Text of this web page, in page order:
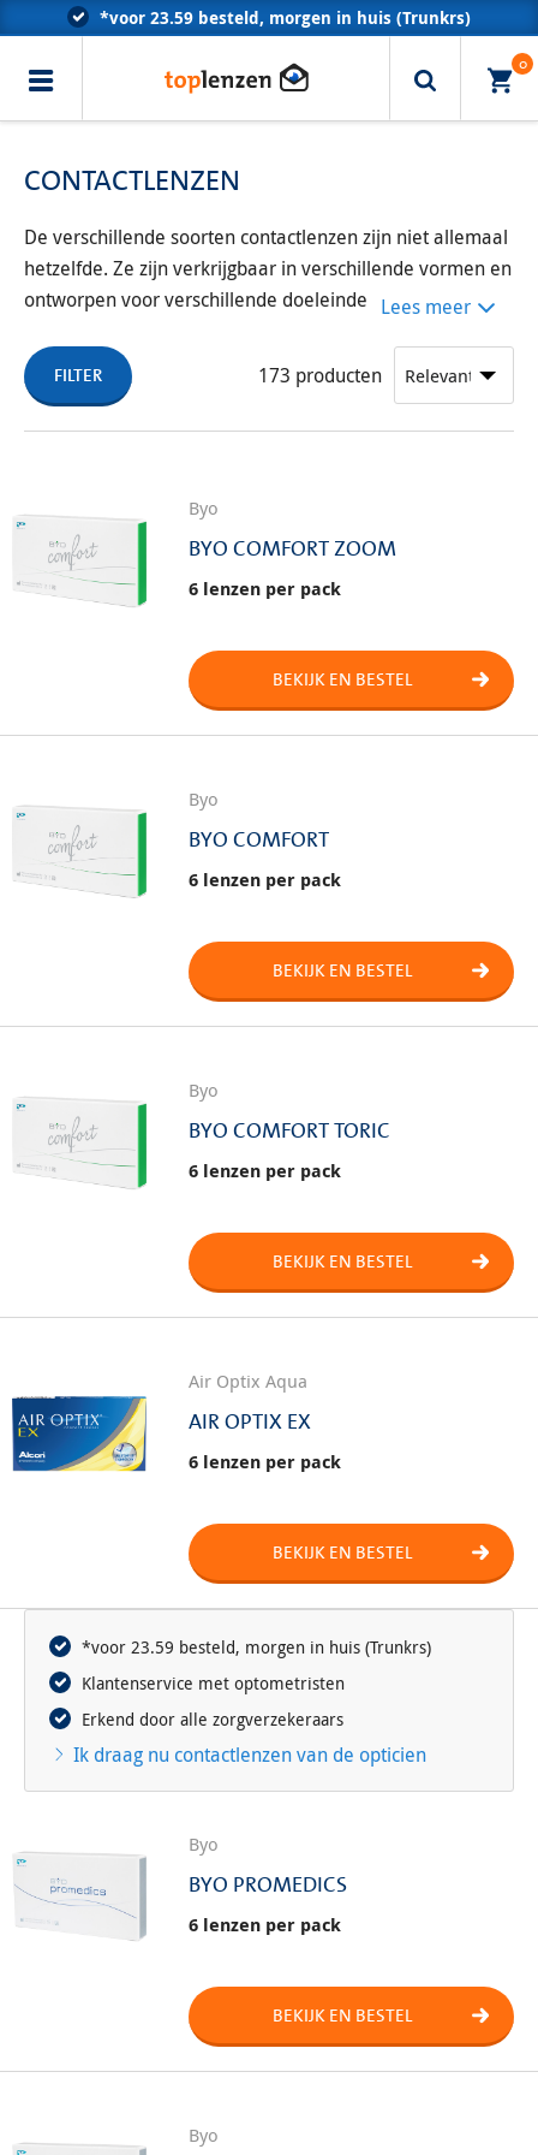
*voor 23.59 besteld, morgen in huis (Trunkrs)
Erkend door alle zorgverzekeraars
0
CONTACTLENZEN
De verschillende soorten contactlenzen zijn niet allemaal
hetzelfde. Ze zijn verkrijgbaar in verschillende vormen en
ontworpen voor verschillende doeleinden. Deze vormen
contactlenzen vervangt, dus dagelijks, elke twee weken
of maandelijks. Ze voldoen ook aan verschillende
behoeften, zoals contactlenzen voor astigmatisme, voor
Lees meer
FILTER 173 producten
Byo
BYO COMFORT ZOOM
6 lenzen per pack
BEKIJK EN BESTEL
Byo
BYO COMFORT
6 lenzen per pack
BEKIJK EN BESTEL
Byo
BYO COMFORT TORIC
6 lenzen per pack
BEKIJK EN BESTEL
Air Optix Aqua
AIR OPTIX EX
6 lenzen per pack
BEKIJK EN BESTEL
*voor 23.59 besteld, morgen in huis (Trunkrs)
Klantenservice met optometristen
Erkend door alle zorgverzekeraars
Ik draag nu contactlenzen van de opticien
Byo
BYO PROMEDICS
6 lenzen per pack
BEKIJK EN BESTEL
Byo